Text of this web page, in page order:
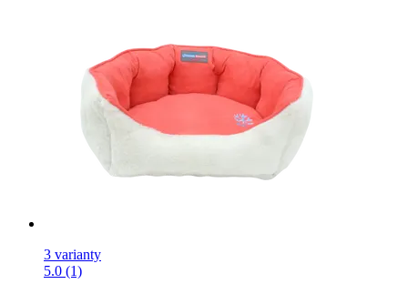
3 varianty
5.0 (1)